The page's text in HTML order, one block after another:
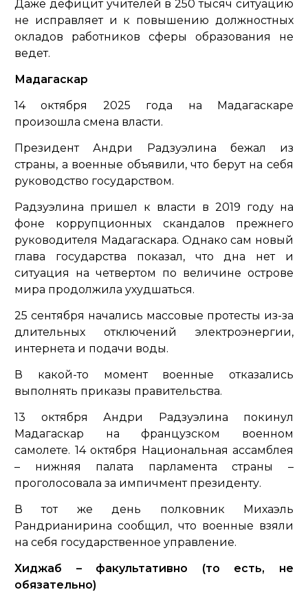
Даже дефицит учителей в 250 тысяч ситуацию
не исправляет и к повышению должностных
окладов работников сферы образования не
ведет.
Мадагаскар
14 октября 2025 года на Мадагаскаре
произошла смена власти.
Президент Андри Радзуэлина бежал из
страны, а военные объявили, что берут на себя
руководство государством.
Радзуэлина пришел к власти в 2019 году на
фоне коррупционных скандалов прежнего
руководителя Мадагаскара. Однако сам новый
глава государства показал, что дна нет и
ситуация на четвертом по величине острове
мира продолжила ухудшаться.
25 сентября начались массовые протесты из-за
длительных отключений электроэнергии,
интернета и подачи воды.
В какой-то момент военные отказались
выполнять приказы правительства.
13 октября Андри Радзуэлина покинул
Мадагаскар на французском военном
самолете. 14 октября Национальная ассамблея
– нижняя палата парламента страны –
проголосовала за импичмент президенту.
В тот же день полковник Михаэль
Рандрианирина сообщил, что военные взяли
на себя государственное управление.
Хиджаб – факультативно (то есть, не
обязательно)